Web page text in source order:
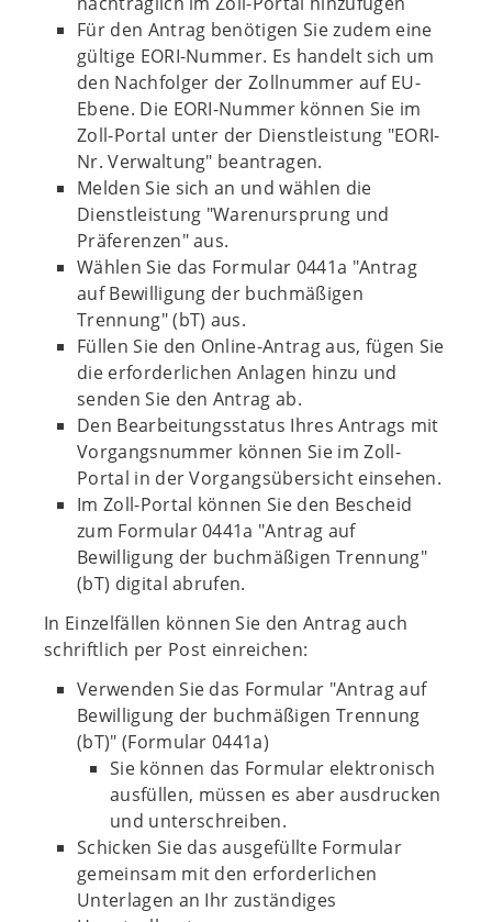
Für den Antrag benötigen Sie zudem eine
gültige EORI-Nummer. Es handelt sich um
den Nachfolger der Zollnummer auf EU-
Ebene. Die EORI-Nummer können Sie im
Zoll-Portal unter der Dienstleistung "EORI-
Nr. Verwaltung" beantragen.
Melden Sie sich an und wählen die
Dienstleistung "Warenursprung und
Präferenzen" aus.
Wählen Sie das Formular 0441a "Antrag
auf Bewilligung der buchmäßigen
Trennung" (bT) aus.
Füllen Sie den Online-Antrag aus, fügen Sie
die erforderlichen Anlagen hinzu und
senden Sie den Antrag ab.
Den Bearbeitungsstatus Ihres Antrags mit
Vorgangsnummer können Sie im Zoll-
Portal in der Vorgangsübersicht einsehen.
Im Zoll-Portal können Sie den Bescheid
zum Formular 0441a "Antrag auf
Bewilligung der buchmäßigen Trennung"
(bT) digital abrufen.
In Einzelfällen können Sie den Antrag auch
schriftlich per Post einreichen:
Verwenden Sie das Formular "Antrag auf
Bewilligung der buchmäßigen Trennung
(bT)" (Formular 0441a)
Sie können das Formular elektronisch
ausfüllen, müssen es aber ausdrucken
und unterschreiben.
Schicken Sie das ausgefüllte Formular
gemeinsam mit den erforderlichen
Unterlagen an Ihr zuständiges